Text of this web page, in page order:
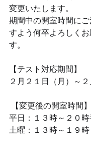
変更いたします。
期間中の開室時間にご
すよう何卒よろしくお
す。
【テスト対応期間】
２月２１日（月）～２
【変更後の開室時間】
平日：１３時～２０時
土曜：１３時～１９時